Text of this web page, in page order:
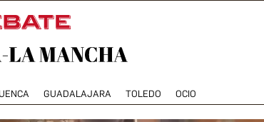
GUADALAJARA TOLEDO OCIO